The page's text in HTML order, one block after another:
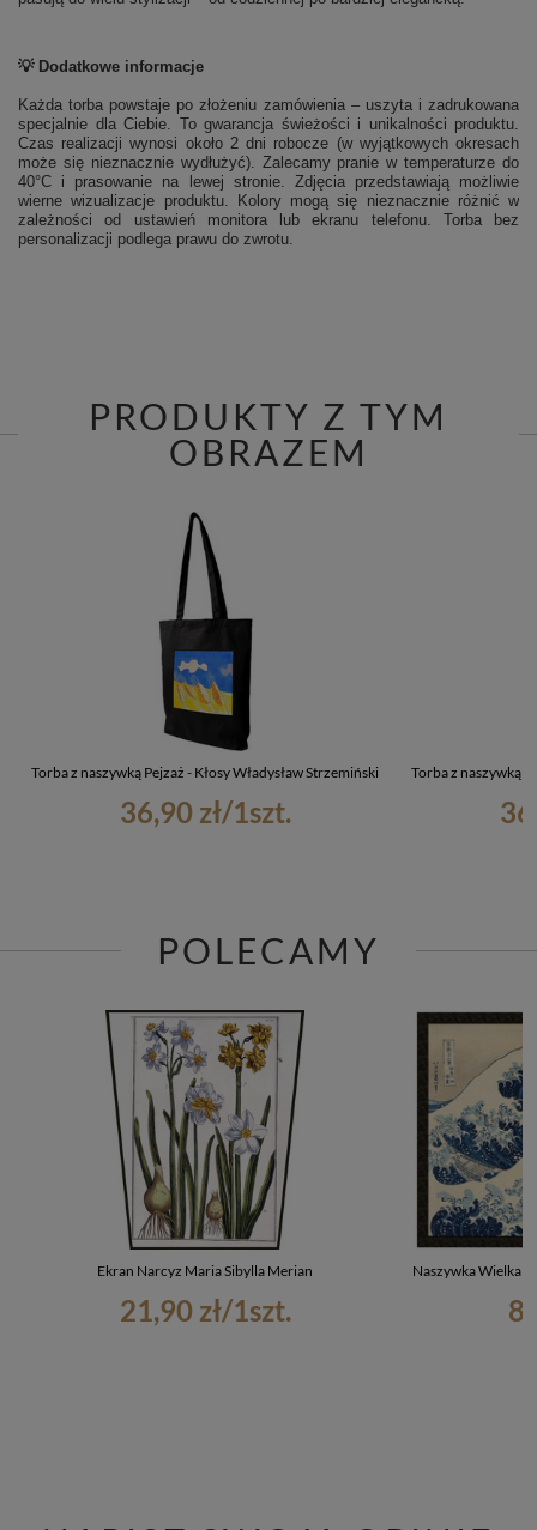
💡 Dodatkowe informacje
Każda torba powstaje po złożeniu zamówienia – uszyta i zadrukowana
specjalnie dla Ciebie. To gwarancja świeżości i unikalności produktu.
Czas realizacji wynosi około 2 dni robocze (w wyjątkowych okresach
może się nieznacznie wydłużyć). Zalecamy pranie w temperaturze do
40°C i prasowanie na lewej stronie. Zdjęcia przedstawiają możliwie
wierne wizualizacje produktu. Kolory mogą się nieznacznie różnić w
zależności od ustawień monitora lub ekranu telefonu. Torba bez
personalizacji podlega prawu do zwrotu.
PRODUKTY Z TYM
OBRAZEM
Torba z naszywką Pejzaż - Kłosy Władysław Strzemiński
36,90 zł/1szt.
Torba z naszywką
POLECAMY
Ekran Narcyz Maria Sibylla Merian
21,90 zł/1szt.
Naszywka Wielka